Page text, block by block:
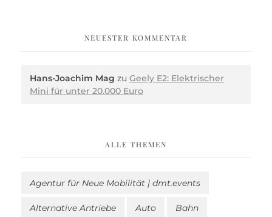
NEUESTER KOMMENTAR
Hans-Joachim Mag zu Geely E2: Elektrischer
Mini für unter 20.000 Euro
ALLE THEMEN
Agentur für Neue Mobilität | dmt.events
Alternative Antriebe Auto Bahn